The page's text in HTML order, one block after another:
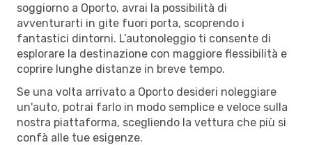
soggiorno a Oporto, avrai la possibilità di
avventurarti in gite fuori porta, scoprendo i
fantastici dintorni. L’autonoleggio ti consente di
esplorare la destinazione con maggiore flessibilità e
coprire lunghe distanze in breve tempo.
Se una volta arrivato a Oporto desideri noleggiare
un'auto, potrai farlo in modo semplice e veloce sulla
nostra piattaforma, scegliendo la vettura che più si
confà alle tue esigenze.